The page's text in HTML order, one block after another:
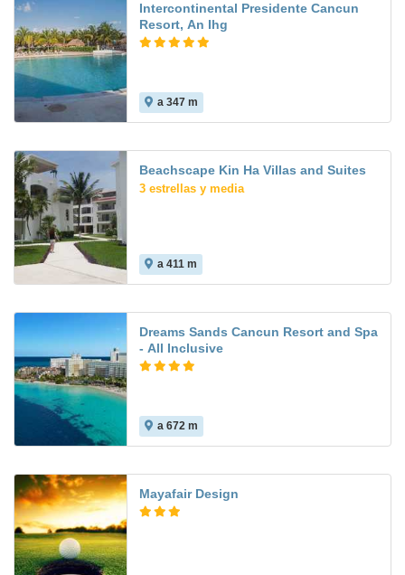
Intercontinental Presidente Cancun
Resort, An Ihg
a 347 m
Beachscape Kin Ha Villas and Suites
3 estrellas y media
a 411 m
Dreams Sands Cancun Resort and Spa
- All Inclusive
a 672 m
Mayafair Design